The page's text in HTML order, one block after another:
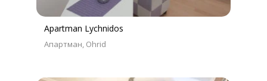
Apartman Lychnidos
Апартман Ohrid